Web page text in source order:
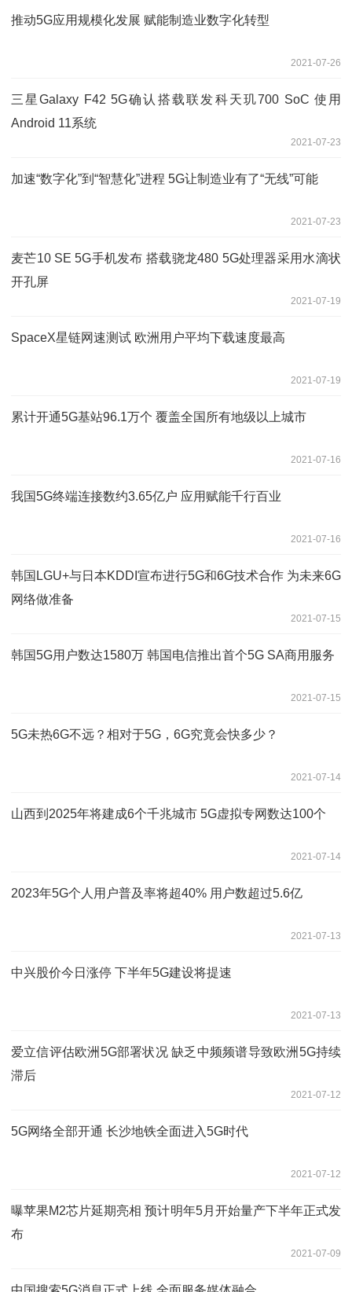
推动5G应用规模化发展 赋能制造业数字化转型
2021-07-26
三星Galaxy F42 5G确认搭载联发科天玑700 SoC 使用
Android 11系统
2021-07-23
加速“数字化”到“智慧化”进程 5G让制造业有了“无线”可能
2021-07-23
麦芒10 SE 5G手机发布 搭载骁龙480 5G处理器采用水滴状
开孔屏
2021-07-19
SpaceX星链网速测试 欧洲用户平均下载速度最高
2021-07-19
累计开通5G基站96.1万个 覆盖全国所有地级以上城市
2021-07-16
我国5G终端连接数约3.65亿户 应用赋能千行百业
2021-07-16
韩国LGU+与日本KDDI宣布进行5G和6G技术合作 为未来6G
网络做准备
2021-07-15
韩国5G用户数达1580万 韩国电信推出首个5G SA商用服务
2021-07-15
5G未热6G不远？相对于5G，6G究竟会快多少？
2021-07-14
山西到2025年将建成6个千兆城市 5G虚拟专网数达100个
2021-07-14
2023年5G个人用户普及率将超40% 用户数超过5.6亿
2021-07-13
中兴股价今日涨停 下半年5G建设将提速
2021-07-13
爱立信评估欧洲5G部署状况 缺乏中频频谱导致欧洲5G持续
滞后
2021-07-12
5G网络全部开通 长沙地铁全面进入5G时代
2021-07-12
曝苹果M2芯片延期亮相 预计明年5月开始量产下半年正式发
布
2021-07-09